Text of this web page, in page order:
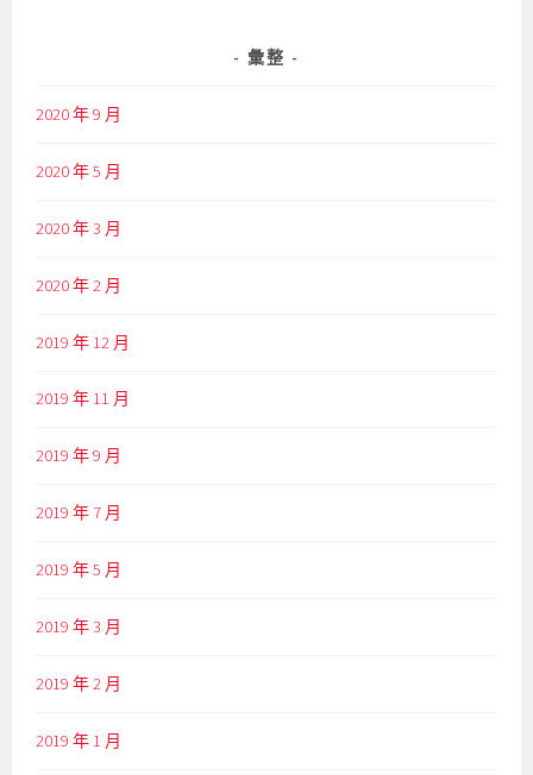
彙整
2020 年 9 月
2020 年 5 月
2020 年 3 月
2020 年 2 月
2019 年 12 月
2019 年 11 月
2019 年 9 月
2019 年 7 月
2019 年 5 月
2019 年 3 月
2019 年 2 月
2019 年 1 月